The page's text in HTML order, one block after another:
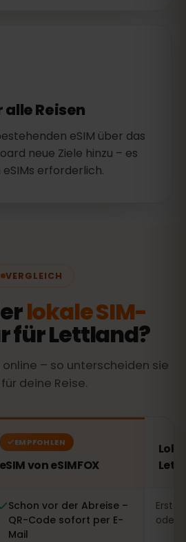
alle Reisen
eSIM über das
neue Ziele hinzu – es
erforderlich.
VERGLEICH
lokale SIM-
für Lettland?
– so unterscheiden sie
deine Reise.
EMPFOHLEN
eSIM von eSIMFOX
Schon vor der Abreise –
QR-Code sofort per E-
Mail
Erst
oder